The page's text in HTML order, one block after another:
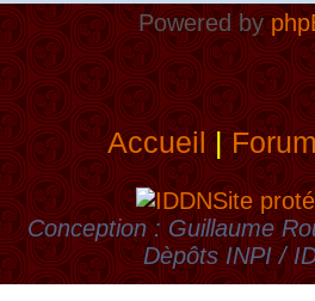
Powered by
Accueil|
Site
Conception : Guillaume
Dèpôts INPI /